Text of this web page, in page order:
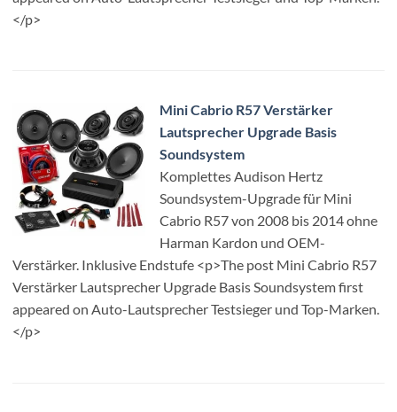
</p>
Mini Cabrio R57 Verstärker
Lautsprecher Upgrade Basis
Soundsystem
Komplettes Audison Hertz
Soundsystem-Upgrade für Mini
Cabrio R57 von 2008 bis 2014 ohne
Harman Kardon und OEM-
Verstärker. Inklusive Endstufe <p>The post Mini Cabrio R57
Verstärker Lautsprecher Upgrade Basis Soundsystem first
appeared on Auto-Lautsprecher Testsieger und Top-Marken.
</p>